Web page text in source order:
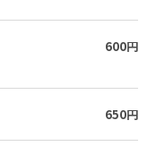
600円
650円